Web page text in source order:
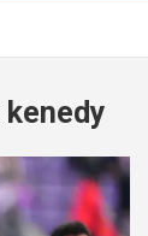
kenedy